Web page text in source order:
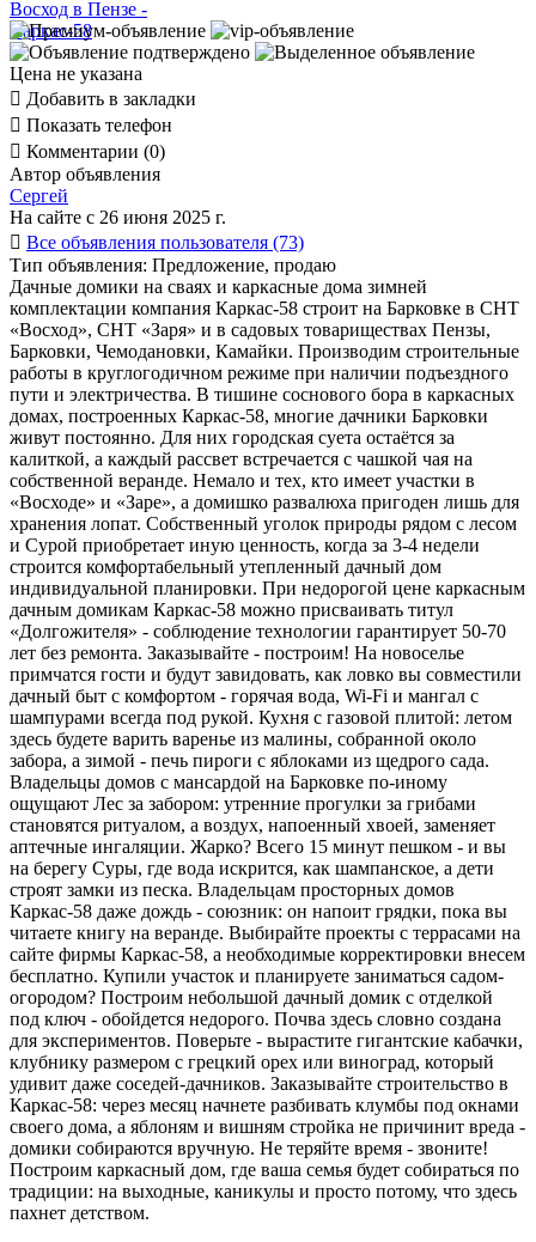
Цена не указана
 Добавить в закладки
 Показать телефон
 Комментарии (0)
Автор объявления
Сергей
На сайте с 26 июня 2025 г.
 Все объявления пользователя (73)
Тип объявления: Предложение, продаю
Дачные домики на сваях и каркасные дома зимней
комплектации компания Каркас-58 строит на Барковке в СНТ
«Восход», СНТ «Заря» и в садовых товариществах Пензы,
Барковки, Чемодановки, Камайки. Производим строительные
работы в круглогодичном режиме при наличии подъездного
пути и электричества. В тишине соснового бора в каркасных
домах, построенных Каркас-58, многие дачники Барковки
живут постоянно. Для них городская суета остаётся за
калиткой, а каждый рассвет встречается с чашкой чая на
собственной веранде. Немало и тех, кто имеет участки в
«Восходе» и «Заре», а домишко развалюха пригоден лишь для
хранения лопат. Собственный уголок природы рядом с лесом
и Сурой приобретает иную ценность, когда за 3-4 недели
строится комфортабельный утепленный дачный дом
индивидуальной планировки. При недорогой цене каркасным
дачным домикам Каркас-58 можно присваивать титул
«Долгожителя» - соблюдение технологии гарантирует 50-70
лет без ремонта. Заказывайте - построим! На новоселье
примчатся гости и будут завидовать, как ловко вы совместили
дачный быт с комфортом - горячая вода, Wi-Fi и мангал с
шампурами всегда под рукой. Кухня с газовой плитой: летом
здесь будете варить варенье из малины, собранной около
забора, а зимой - печь пироги с яблоками из щедрого сада.
Владельцы домов с мансардой на Барковке по-иному
ощущают Лес за забором: утренние прогулки за грибами
становятся ритуалом, а воздух, напоенный хвоей, заменяет
аптечные ингаляции. Жарко? Всего 15 минут пешком - и вы
на берегу Суры, где вода искрится, как шампанское, а дети
строят замки из песка. Владельцам просторных домов
Каркас-58 даже дождь - союзник: он напоит грядки, пока вы
читаете книгу на веранде. Выбирайте проекты с террасами на
сайте фирмы Каркас-58, а необходимые корректировки внесем
бесплатно. Купили участок и планируете заниматься садом-
огородом? Построим небольшой дачный домик с отделкой
под ключ - обойдется недорого. Почва здесь словно создана
для экспериментов. Поверьте - вырастите гигантские кабачки,
клубнику размером с грецкий орех или виноград, который
удивит даже соседей-дачников. Заказывайте строительство в
Каркас-58: через месяц начнете разбивать клумбы под окнами
своего дома, а яблоням и вишням стройка не причинит вреда -
домики собираются вручную. Не теряйте время - звоните!
Построим каркасный дом, где ваша семья будет собираться по
традиции: на выходные, каникулы и просто потому, что здесь
пахнет детством.